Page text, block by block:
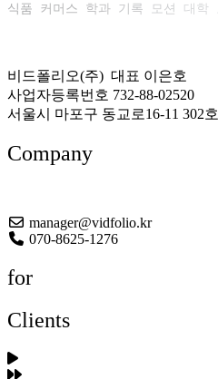
식품
커머스 학과 기록 모션 대학
비드폴리오(주) 대표 이은호
사업자등록번호 732-88-02520
서울시 마포구 동교로16-11 302호
Company
manager@vidfolio.kr
070-8625-1276
for
Clients